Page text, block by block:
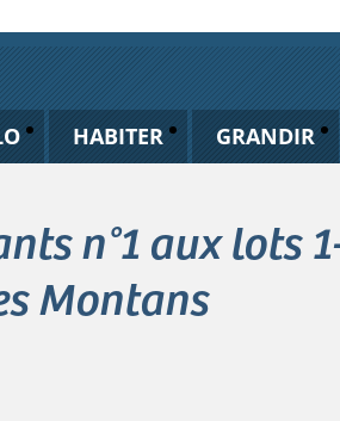
HABITER GRANDIR
n°1 aux lots
Montans